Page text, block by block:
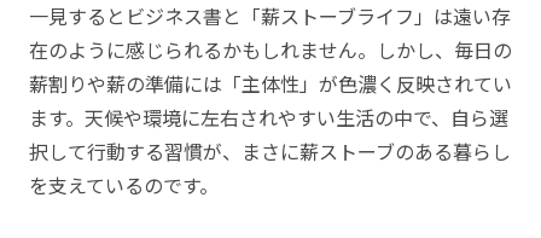
一見するとビジネス書と「薪ストーブライフ」は遠い存
在のように感じられるかもしれません。しかし、毎日の
薪割りや薪の準備には「主体性」が色濃く反映されてい
ます。天候や環境に左右されやすい生活の中で、自ら選
択して行動する習慣が、まさに薪ストーブのある暮らし
を支えているのです。